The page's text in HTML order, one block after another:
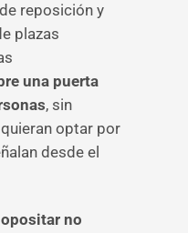
reposición y
plazas
una puerta
, sin
optar por
desde el
opositar no